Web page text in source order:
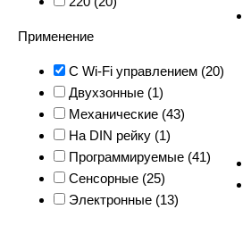
Применение
C Wi-Fi управлением (20)
Двухзонные (1)
Механические (43)
На DIN рейку (1)
Программируемые (41)
Сенсорные (25)
Электронные (13)